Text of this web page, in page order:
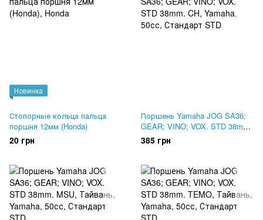
Новинка
Стопорные кольца пальца
поршня 12мм (Honda)
20 грн
Поршень Yamaha JOG SA36;
GEAR; VINO; VOX. STD 38mm.
CH
385 грн